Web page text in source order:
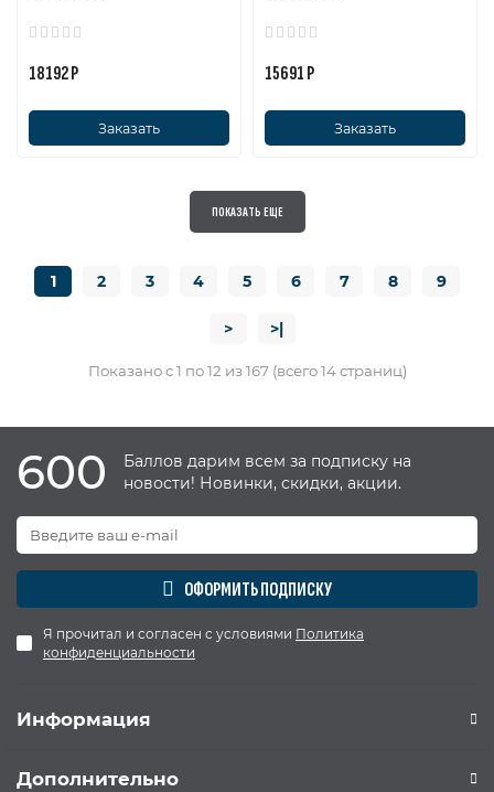
18192 Р
Заказать
15691 Р
Заказать
ПОКАЗАТЬ ЕЩЕ
1 2 3 4 5 6 7 8 9
> >|
Показано с 1 по 12 из 167 (всего 14 страниц)
600
Баллов дарим всем за подписку на
новости! Новинки, скидки, акции.
ОФОРМИТЬ ПОДПИСКУ
Я прочитал и согласен с условиями Политика
конфиденциальности
Информация
Дополнительно